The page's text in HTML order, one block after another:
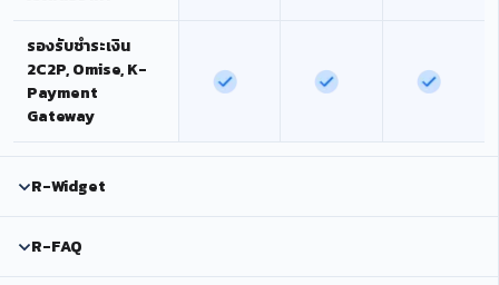
รองรับชำระเงิน
2C2P, Omise, K-
Payment
Gateway
R-Widget
R-FAQ